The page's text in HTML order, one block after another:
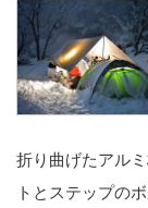
折り曲げたアル
トとステップの